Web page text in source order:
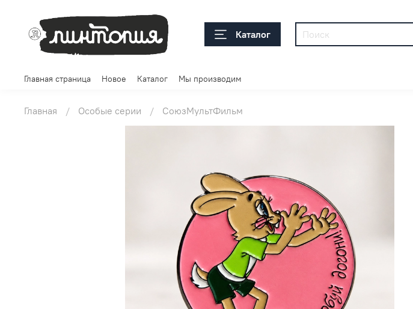
Каталог
Главная страница Новое Каталог Мы производим
Главная Особые серии СоюзМультФильм